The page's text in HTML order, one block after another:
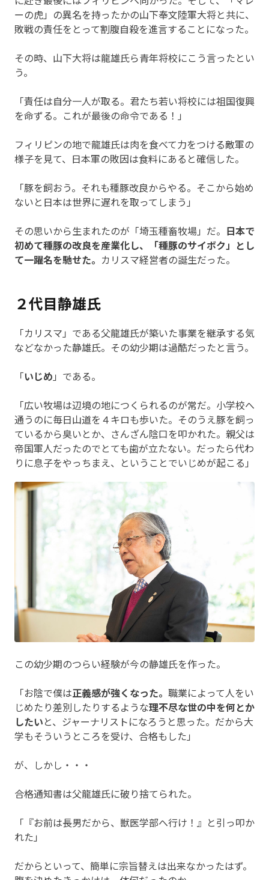
ーの虎」の異名を持ったかの山下奉文陸軍大将と共に、
敗戦の責任をとって割腹自殺を進言することになった。
その時、山下大将は龍雄氏ら青年将校にこう言ったとい
う。
「責任は自分一人が取る。君たち若い将校には祖国復興
を命ずる。これが最後の命令である！」
フィリピンの地で龍雄氏は肉を食べて力をつける敵軍の
様子を見て、日本軍の敗因は食料にあると確信した。
「豚を飼おう。それも種豚改良からやる。そこから始め
ないと日本は世界に遅れを取ってしまう」
その思いから生まれたのが「埼玉種畜牧場」だ。 日本で
初めて種豚の改良を産業化し、「種豚のサイボク」とし
て一躍名を馳せた。 カリスマ経営者の誕生だった。
２代目静雄氏
「カリスマ」である父龍雄氏が築いた事業を継承する気
などなかった静雄氏。その幼少期は過酷だったと言う。
「いじめ 」である。
「広い牧場は辺境の地につくられるのが常だ。小学校へ
通うのに毎日山道を４キロも歩いた。そのうえ豚を飼っ
ているから臭いとか、さんざん陰口を叩かれた。親父は
帝国軍人だったのでとても歯が立たない。だったら代わ
りに息子をやっちまえ、ということでいじめが起こる」
この幼少期のつらい経験が今の静雄氏を作った。
「お陰で僕は正義感が強くなった。 職業によって人をい
じめたり差別したりするような理不尽な世の中を何とか
したいと、ジャーナリストになろうと思った。だから大
学もそういうところを受け、合格もした」
が、しかし・・・
合格通知書は父龍雄氏に破り捨てられた。
「『お前は長男だから、獣医学部へ行け！』と引っ叩か
れた」
だからといって、簡単に宗旨替えは出来なかったはず。